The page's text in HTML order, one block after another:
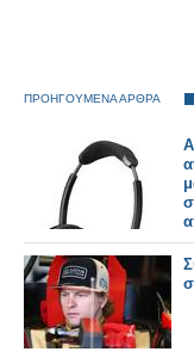
ΠΡΟΗΓΟΥΜΕΝΑ ΑΡΘΡΑ